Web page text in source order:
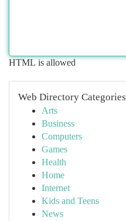
HTML is allowed
Web Directory Categories
Arts
Business
Computers
Games
Health
Home
Internet
Kids and Teens
News